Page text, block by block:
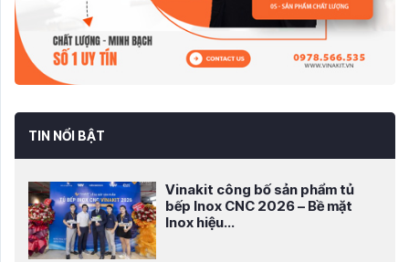
TIN NỔI BẬT
Vinakit công bố sản phẩm tủ
bếp Inox CNC 2026 – Bề mặt
Inox hiệu...